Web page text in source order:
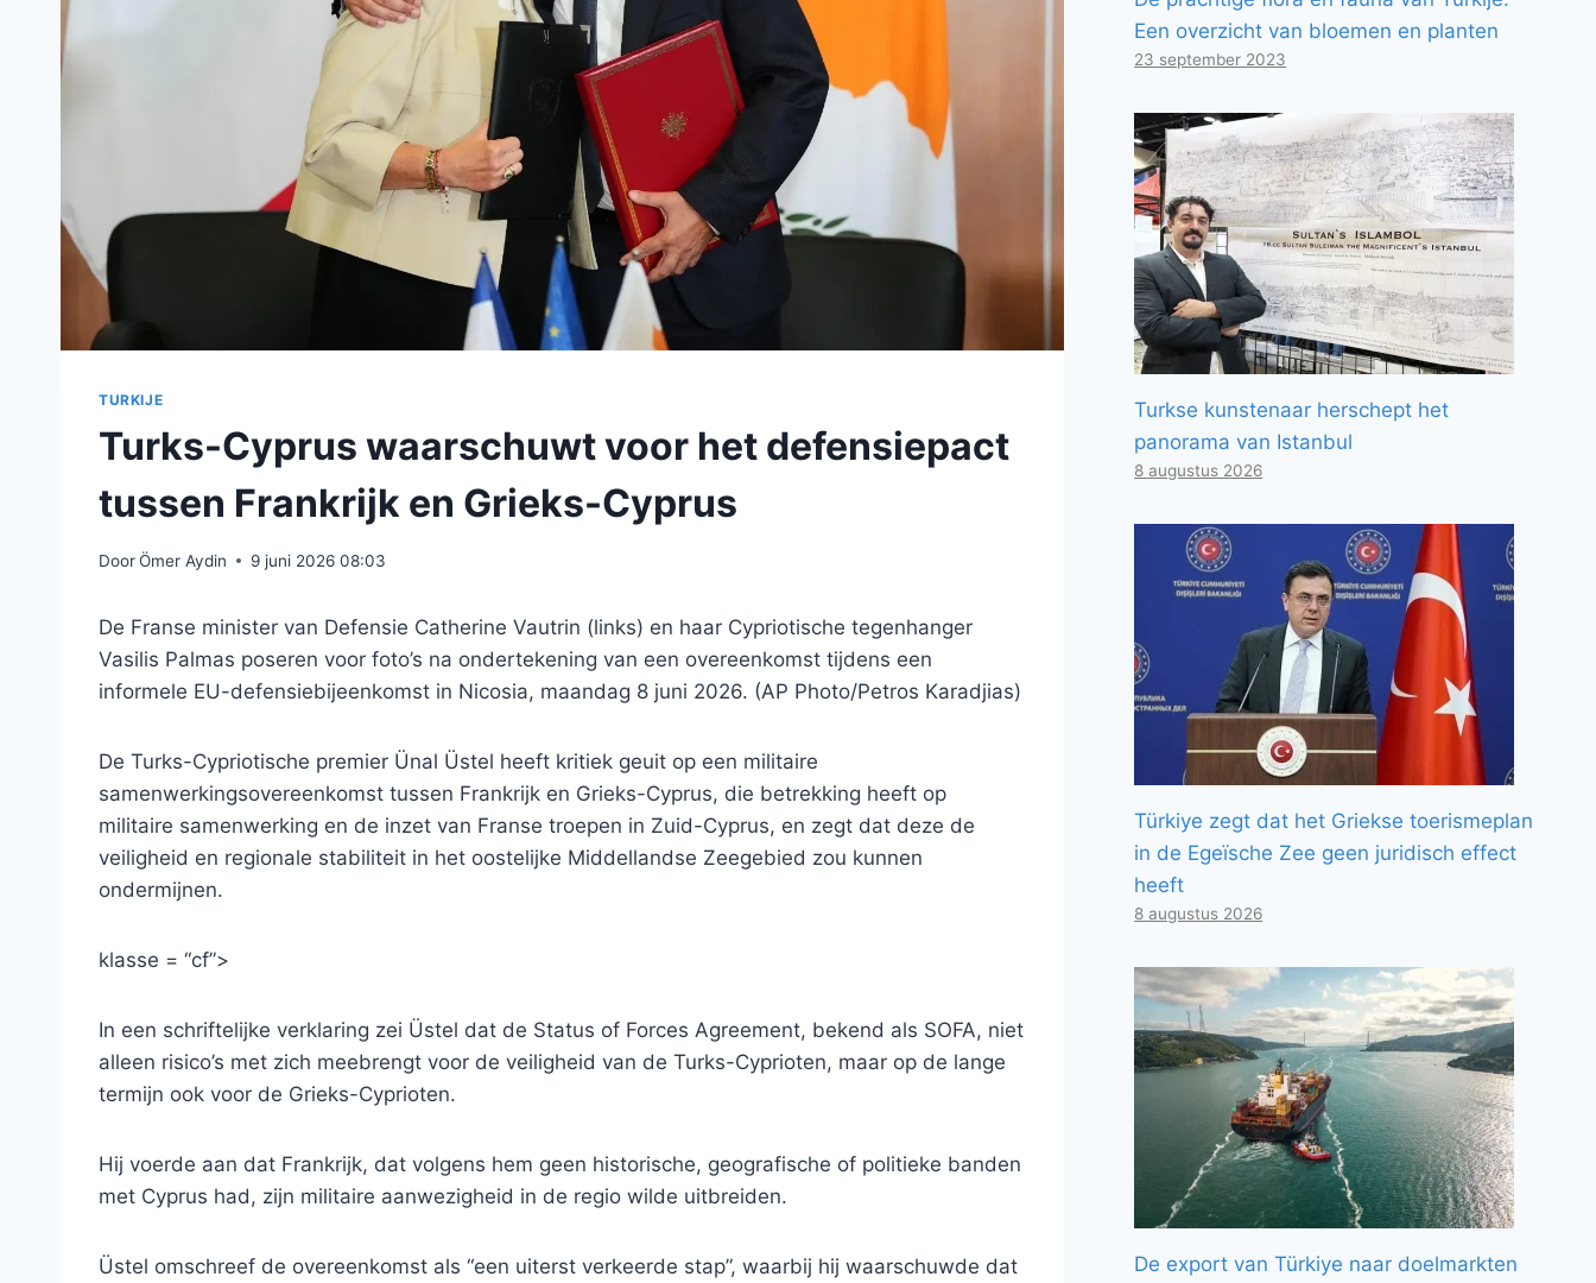
TURKIJE
Turks-Cyprus waarschuwt voor het defensiepact
tussen Frankrijk en Grieks-Cyprus
DoorÖmer Aydin 9 juni 2026 08:03
De Franse minister van Defensie Catherine Vautrin (links) en haar Cypriotische tegenhanger
Vasilis Palmas poseren voor foto’s na ondertekening van een overeenkomst tijdens een
informele EU-defensiebijeenkomst in Nicosia, maandag 8 juni 2026. (AP Photo/Petros Karadjias)
De Turks-Cypriotische premier Ünal Üstel heeft kritiek geuit op een militaire
samenwerkingsovereenkomst tussen Frankrijk en Grieks-Cyprus, die betrekking heeft op
militaire samenwerking en de inzet van Franse troepen in Zuid-Cyprus, en zegt dat deze de
veiligheid en regionale stabiliteit in het oostelijke Middellandse Zeegebied zou kunnen
ondermijnen.
klasse = “cf”>
In een schriftelijke verklaring zei Üstel dat de Status of Forces Agreement, bekend als SOFA, niet
alleen risico’s met zich meebrengt voor de veiligheid van de Turks-Cyprioten, maar op de lange
termijn ook voor de Grieks-Cyprioten.
Hij voerde aan dat Frankrijk, dat volgens hem geen historische, geografische of politieke banden
met Cyprus had, zijn militaire aanwezigheid in de regio wilde uitbreiden.
Üstel omschreef de overeenkomst als “een uiterst verkeerde stap”, waarbij hij waarschuwde dat
Een overzicht van bloemen en planten
23 september 2023
Turkse kunstenaar herschept het
panorama van Istanbul
8 augustus 2026
Türkiye zegt dat het Griekse toerismeplan
in de Egeïsche Zee geen juridisch effect
heeft
8 augustus 2026
De export van Türkiye naar doelmarkten